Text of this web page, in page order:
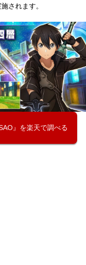
されます。
SAO』を楽天で調べる